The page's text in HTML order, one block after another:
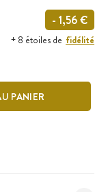
- 1,56 €
+ 8 étoiles de fidélité
PANIER